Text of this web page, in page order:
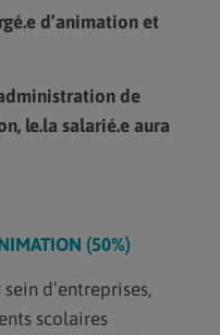
d’animation et
de
le.la salarié.e aura
(50%)
d’entreprises,
scolaires